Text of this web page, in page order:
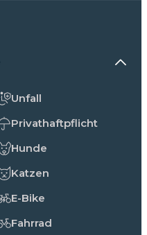
Unfall
Privathaftpflicht
Hunde
Katzen
E-Bike
Fahrrad